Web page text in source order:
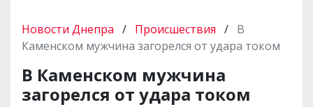
Новости Днепра / Происшествия / В
Каменском мужчина загорелся от удара током
В Каменском мужчина
загорелся от удара током